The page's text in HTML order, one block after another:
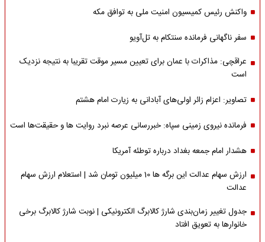
واکنش رئیس کمیسیون امنیت ملی به توافق مکه
سفر ناگهانی فرمانده سنتکام به تل‌آویو
عراقچی: مذاکرات با عمان برای تعیین مسیر موقت تقریبا به نتیجه نزدیک
است
تصاویر: اعزام زائر اولی‌های آبادانی به زیارت امام هشتم
فرمانده نیروی زمینی سپاه: خبررسانی عرصه نبرد روایت ها و حقیقت‌ها است
هشدار امام جمعه بغداد درباره توطئه آمریکا
ارزش سهام عدالت این برگه ها 10 میلیون تومان شد | استعلام ارزش سهام
عدالت
جدول تغییر زمان‌بندی شارژ کالابرگ الکترونیکی | نوبت شارژ کالابرگ برخی
خانوارها به تعویق افتاد